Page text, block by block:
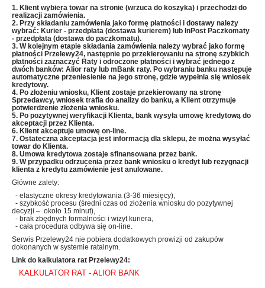
1. Klient wybiera towar na stronie (wrzuca do koszyka) i przechodzi do
realizacji zamówienia.
2. Przy składaniu zamówienia jako formę płatności i dostawy należy
wybrać: Kurier - przedpłata (dostawa kurierem) lub InPost Paczkomaty
- przedpłata (dostawa do paczkomatu).
3. W kolejnym etapie składania zamówienia należy wybrać jako formę
płatności Przelewy24, następnie po przekierowaniu na stronę szybkich
płatności zaznaczyć Raty i odroczone płatności i wybrać jednego z
dwóch banków: Alior raty lub mBank raty. Po wybraniu banku następuje
automatyczne przeniesienie na jego stronę, gdzie wypełnia się wniosek
kredytowy.
4. Po złożeniu wniosku, Klient zostaje przekierowany na stronę
Sprzedawcy, wniosek trafia do analizy do banku, a Klient otrzymuje
potwierdzenie złożenia wniosku.
5. Po pozytywnej weryfikacji Klienta, bank wysyła umowę kredytową do
akceptacji przez Klienta.
6. Klient akceptuje umowę on-line.
7. Ostateczna akceptacja jest informacją dla sklepu, że można wysyłać
towar do Klienta.
8. Umowa kredytowa zostaje sfinansowana przez bank.
9. W przypadku odrzucenia przez bank wniosku o kredyt lub rezygnacji
klienta z kredytu zamówienie jest anulowane.
Główne zalety:
- elastyczne okresy kredytowania (3-36 miesięcy),
- szybkość procesu (średni czas od złożenia wniosku do pozytywnej
decyzji – około 15 minut),
- brak zbędnych formalności i wizyt kuriera,
- cała procedura odbywa się on-line.
Serwis Przelewy24 nie pobiera dodatkowych prowizji od zakupów
dokonanych w systemie ratalnym.
Link do kalkulatora rat Przelewy24:
KALKULATOR RAT - ALIOR BANK